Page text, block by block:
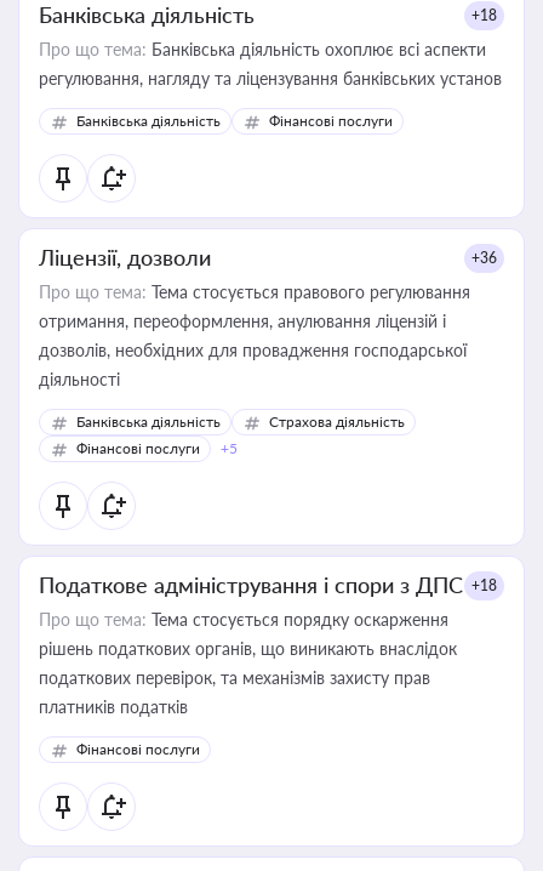
Банківська діяльність +18
Про що тема: Банківська діяльність охоплює всі аспекти
регулювання, нагляду та ліцензування банківських установ
Банківська діяльність Фінансові послуги
Ліцензії, дозволи +36
Про що тема: Тема стосується правового регулювання
отримання, переоформлення, анулювання ліцензій і
дозволів, необхідних для провадження господарської
діяльності
Банківська діяльність
Страхова діяльність
Фінансові послуги
+5
Податкове адміністрування і спори з ДПС +18
Про що тема: Тема стосується порядку оскарження
рішень податкових органів, що виникають внаслідок
податкових перевірок, та механізмів захисту прав
платників податків
Фінансові послуги